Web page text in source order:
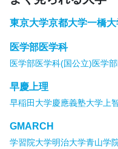
東京大学京都大学一橋大
医学部医学科
医学部医学科(国公立)医学
早慶上理
早稲田大学慶應義塾大学 上
GMARCH
学習院大学明治大学青山学